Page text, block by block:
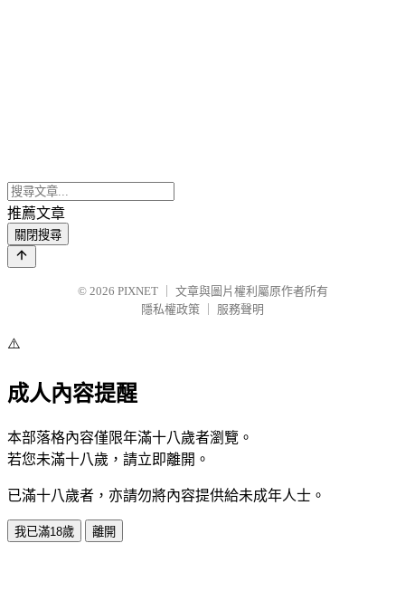
推薦文章
關閉搜尋
© 2026 PIXNET
文章與圖片權利屬原作者所有
隱私權政策
服務聲明
⚠️
成人內容提醒
本部落格內容僅限年滿十八歲者瀏覽。
若您未滿十八歲，請立即離開。
已滿十八歲者，亦請勿將內容提供給未成年人士。
我已滿18歲 離開